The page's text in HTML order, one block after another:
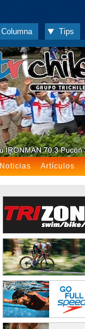
Columna Tips
Noticias Artículos